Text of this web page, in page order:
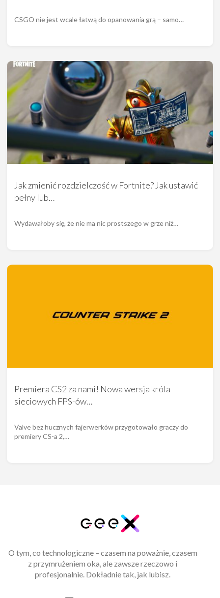
CSGO nie jest wcale łatwą do opanowania grą – samo…
Jak zmienić rozdzielczość w Fortnite? Jak ustawić
pełny lub…
Wydawałoby się, że nie ma nic prostszego w grze niż…
Premiera CS2 za nami! Nowa wersja króla
sieciowych FPS-ów…
Valve bez hucznych fajerwerków przygotowało graczy do
premiery CS-a 2,…
O tym, co technologiczne – czasem na poważnie, czasem
z przymrużeniem oka, ale zawsze rzeczowo i
profesjonalnie. Dokładnie tak, jak lubisz.